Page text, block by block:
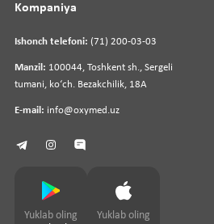
Ishonch telefoni: (71) 200-03-03
Manzil: 100044, Toshkent sh., Sergeli
tumani, koʻch. Bezakchilik, 18A
E-mail: info@oxymed.uz
Kompaniya
Yuklab oling
Yuklab oling